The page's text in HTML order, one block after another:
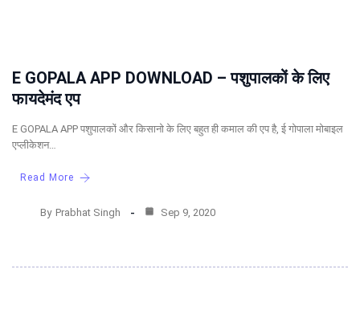
E GOPALA APP DOWNLOAD – पशुपालकों के लिए
फायदेमंद एप
E GOPALA APP पशुपालकों और किसानो के लिए बहुत ही कमाल की एप है, ई गोपाला मोबाइल
एप्लीकेशन…
Read More
By Prabhat Singh Sep 9, 2020